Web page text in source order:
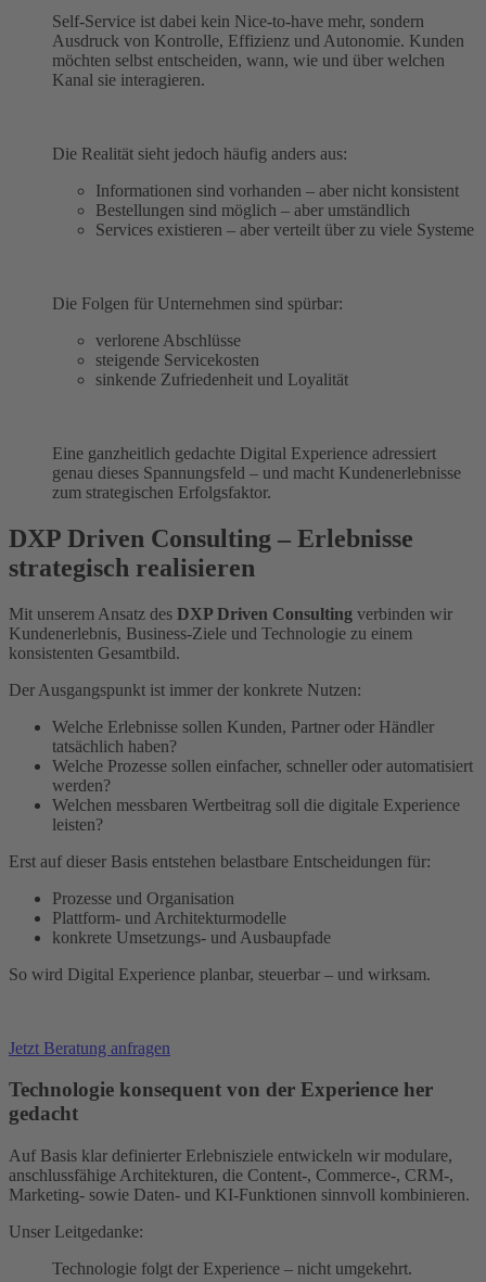
Self-Service ist dabei kein Nice-to-have mehr, sondern
Ausdruck von Kontrolle, Effizienz und Autonomie. Kunden
möchten selbst entscheiden, wann, wie und über welchen
Kanal sie interagieren.
Die Realität sieht jedoch häufig anders aus:
Informationen sind vorhanden – aber nicht konsistent
Bestellungen sind möglich – aber umständlich
Services existieren – aber verteilt über zu viele Systeme
Die Folgen für Unternehmen sind spürbar:
verlorene Abschlüsse
steigende Servicekosten
sinkende Zufriedenheit und Loyalität
Eine ganzheitlich gedachte Digital Experience adressiert
genau dieses Spannungsfeld – und macht Kundenerlebnisse
zum strategischen Erfolgsfaktor.
DXP Driven Consulting – Erlebnisse
strategisch realisieren
Mit unserem Ansatz des DXP Driven Consulting verbinden wir
Kundenerlebnis, Business-Ziele und Technologie zu einem
konsistenten Gesamtbild.
Der Ausgangspunkt ist immer der konkrete Nutzen:
Welche Erlebnisse sollen Kunden, Partner oder Händler
tatsächlich haben?
Welche Prozesse sollen einfacher, schneller oder automatisiert
werden?
Welchen messbaren Wertbeitrag soll die digitale Experience
leisten?
Erst auf dieser Basis entstehen belastbare Entscheidungen für:
Prozesse und Organisation
Plattform- und Architekturmodelle
konkrete Umsetzungs- und Ausbaupfade
So wird Digital Experience planbar, steuerbar – und wirksam.
Jetzt Beratung anfragen
Technologie konsequent von der Experience her
gedacht
Auf Basis klar definierter Erlebnisziele entwickeln wir modulare,
anschlussfähige Architekturen, die Content-, Commerce-, CRM-,
Marketing- sowie Daten- und KI-Funktionen sinnvoll kombinieren.
Unser Leitgedanke:
Technologie folgt der Experience – nicht umgekehrt.